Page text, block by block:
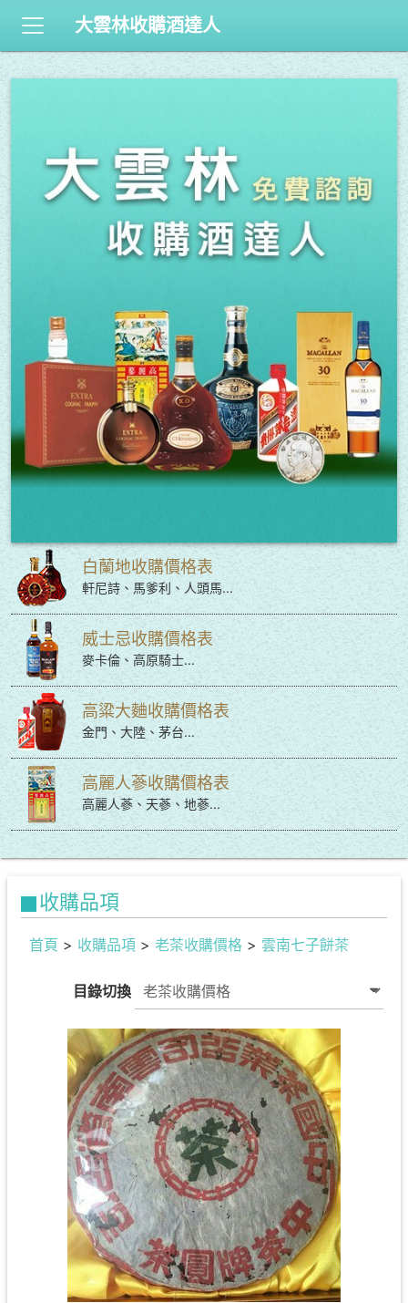
大雲林收購酒達人
白蘭地收購價格表
軒尼詩、馬爹利、人頭馬...
威士忌收購價格表
麥卡倫、高原騎士...
高粱大麯收購價格表
金門、大陸、茅台...
高麗人蔘收購價格表
高麗人蔘、天蔘、地蔘...
收購品項
首頁 > 收購品項 > 老茶收購價格 > 雲南七子餅茶
目錄切換